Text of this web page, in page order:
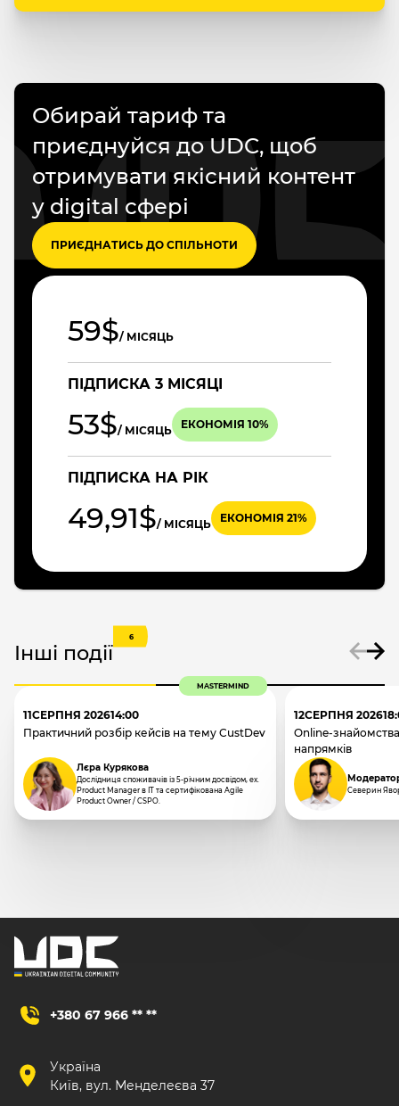
Обирай тариф та
приєднуйся до UDC, щоб
отримувати якісний контент
у digital сфері
ПРИЄДНАТИСЬ ДО СПІЛЬНОТИ
59$/ МІСЯЦЬ
ПІДПИСКА 3 МІСЯЦІ
53$/ МІСЯЦЬ ЕКОНОМІЯ 10%
ПІДПИСКА НА РІК
49,91$/ МІСЯЦЬ ЕКОНОМІЯ 21%
Інші події
6
MASTERMIND
11СЕРПНЯ 202614:00
Практичний розбір кейсів на тему CustDev
Лєра Курякова
Дослідниця споживачів із 5-річним досвідом, ex.
Product Manager в IT та сертифікована Agile
Product Owner / CSPO.
12СЕРПНЯ 2026
Online-
напрямків
Северин
+380 67 966 ** **
Україна
Київ, вул. Менделеєва 37